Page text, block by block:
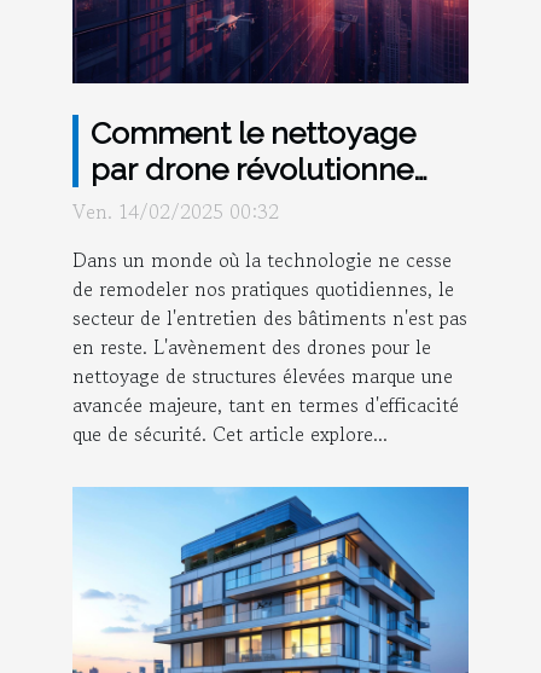
Comment le nettoyage
par drone révolutionne
l'entretien des bâtiments
Ven. 14/02/2025 00:32
Dans un monde où la technologie ne cesse
de remodeler nos pratiques quotidiennes, le
secteur de l'entretien des bâtiments n'est pas
en reste. L'avènement des drones pour le
nettoyage de structures élevées marque une
avancée majeure, tant en termes d'efficacité
que de sécurité. Cet article explore...